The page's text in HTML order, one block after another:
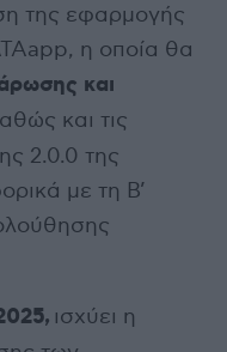
της εφαρμογής
η οποία θα
και
και τις
2.0.0 της
με τη Β’
ισχύει η